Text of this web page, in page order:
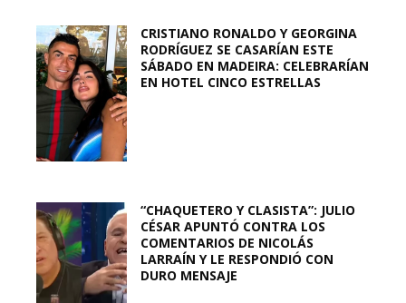
CRISTIANO RONALDO Y GEORGINA
RODRÍGUEZ SE CASARÍAN ESTE
SÁBADO EN MADEIRA: CELEBRARÍAN
EN HOTEL CINCO ESTRELLAS
“CHAQUETERO Y CLASISTA”: JULIO
CÉSAR APUNTÓ CONTRA LOS
COMENTARIOS DE NICOLÁS
LARRAÍN Y LE RESPONDIÓ CON
DURO MENSAJE